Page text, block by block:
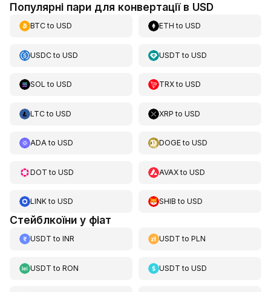
Популярні пари для конвертації в USD
BTCto USD ETH toUSD
USDCto USD USDT toUSD
SOL to USD TRXtoUSD
LTCto USD XRP toUSD
ADAto USD DOGEtoUSD
DOT to USD AVAXtoUSD
LINKto USD SHIB toUSD
Стейблкоїни у фіат
USDT to INR USDT toPLN
USDT to RON USDT toUSD